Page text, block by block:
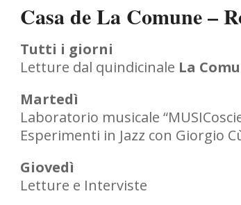
Casa de La Comune –
Tutti i giorni
Letture dal quindicinale La
Martedì
Laboratorio musicale
Esperimenti in Jazz con Giorgio
Giovedì
Letture e Interviste